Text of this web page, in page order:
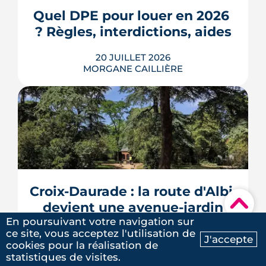
Ma recherche Contactez-nous
▾
3e ville de Haute-Garonne.
LIRE L'ARTICLE
Quel DPE pour louer en 2026
? Règles, interdictions, aides
20 JUILLET 2026
MORGANE CAILLIÈRE
En 2026, un logement doit être classé
au moins F au DPE pour être loué en
métropole, et la barre montera à E en
2028. Le nouveau mode de calcul
reclasse des centaines de milliers de
au Sénat pourrait assouplir les règles.
Calendrier, sanctions, obliga...
LIRE L'ARTICLE
Croix-Daurade : la route d'Albi
devient une avenue-jardin
16 JUILLET 2026
MORGANE CAILLIÈRE
En poursuivant votre navigation sur
ce site, vous acceptez l'utilisation de
cookies pour la réalisation de
statistiques de visites.
J'accepte